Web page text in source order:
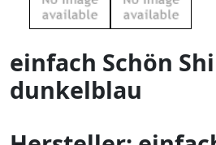
einfach Schön
dunkelblau